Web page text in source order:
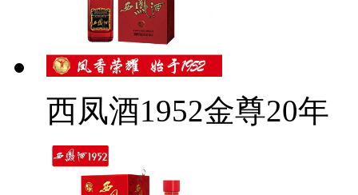
西凤酒1952金尊20年